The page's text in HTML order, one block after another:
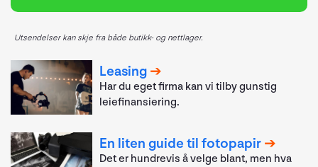
Utsendelser kan skje fra både butikk- og nettlager.
Leasing
Har du eget firma kan vi tilby gunstig
leiefinansiering.
En liten guide til fotopapir
Det er hundrevis å velge blant, men hva